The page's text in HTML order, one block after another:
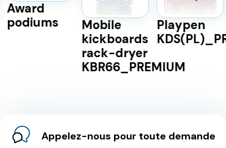
Award
podiums
Mobile
kickboards
rack-dryer
KBR66_PREMIUM
Playpen
Appelez-nous pour toute demande